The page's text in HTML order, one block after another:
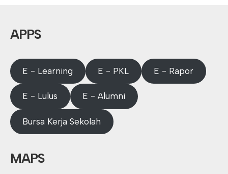
APPS
E - Learning E - PKL E - Rapor
E - Lulus E - Alumni
Bursa Kerja Sekolah
MAPS